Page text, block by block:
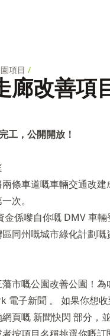
項目 /
廊改善項
工，公開開放！
條車道嘅車輛交通改
次。
金係嚟自你嘅 DMV 車
同州嘅城市綠化計劃
市嘅公園改善公園！
電子新聞 。 如果你想
頁嘅 新聞快閃 部分，